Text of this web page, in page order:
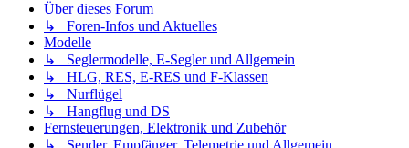
Über dieses Forum
↳ Foren-Infos und Aktuelles
Modelle
↳ Seglermodelle, E-Segler und Allgemein
↳ HLG, RES, E-RES und F-Klassen
↳ Nurflügel
↳ Hangflug und DS
Fernsteuerungen, Elektronik und Zubehör